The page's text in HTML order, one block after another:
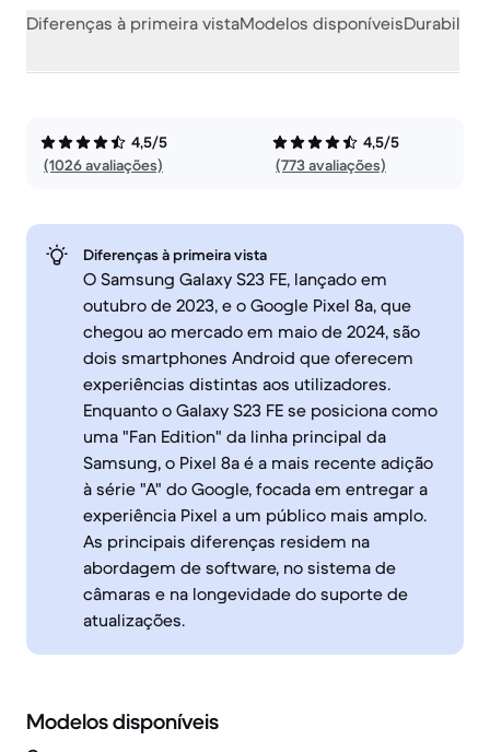
Diferenças à primeira vistaModelos disponíveis
4,5/5
(1026 avaliações)
4,5/5
(773 avaliações)
Diferenças à primeira vista
O Samsung Galaxy S23 FE, lançado em
outubro de 2023, e o Google Pixel 8a, que
chegou ao mercado em maio de 2024, são
dois smartphones Android que oferecem
experiências distintas aos utilizadores.
Enquanto o Galaxy S23 FE se posiciona como
uma "Fan Edition" da linha principal da
Samsung, o Pixel 8a é a mais recente adição
à série "A" do Google, focada em entregar a
experiência Pixel a um público mais amplo.
As principais diferenças residem na
abordagem de software, no sistema de
câmaras e na longevidade do suporte de
atualizações.
Modelos disponíveis